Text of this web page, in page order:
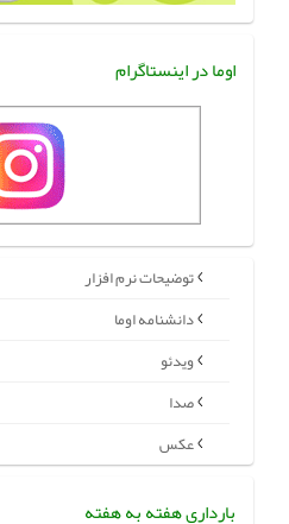
اوما در اینستاگرام
توضیحات نرم افزار
دانشنامه اوما
ویدئو
صدا
عکس
بارداری هفته به هفته